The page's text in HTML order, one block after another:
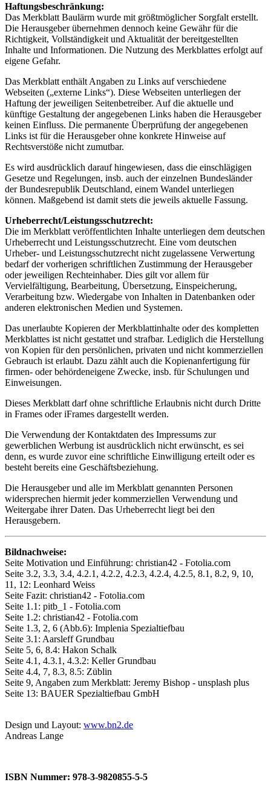
Haftungsbeschränkung:
Das Merkblatt Baulärm wurde mit größtmöglicher Sorgfalt erstellt.
Die Herausgeber übernehmen dennoch keine Gewähr für die
Richtigkeit, Vollständigkeit und Aktualität der bereitgestellten
Inhalte und Informationen. Die Nutzung des Merkblattes erfolgt auf
eigene Gefahr.
Das Merkblatt enthält Angaben zu Links auf verschiedene
Webseiten („externe Links“). Diese Webseiten unterliegen der
Haftung der jeweiligen Seitenbetreiber. Auf die aktuelle und
künftige Gestaltung der angegebenen Links haben die Herausgeber
keinen Einfluss. Die permanente Überprüfung der angegebenen
Links ist für die Herausgeber ohne konkrete Hinweise auf
Rechtsverstöße nicht zumutbar.
Es wird ausdrücklich darauf hingewiesen, dass die einschlägigen
Gesetze und Regelungen, insb. auch der einzelnen Bundesländer
der Bundesrepublik Deutschland, einem Wandel unterliegen
können. Maßgebend ist damit stets die jeweils aktuelle Fassung.
Urheberrecht/Leistungsschutzrecht:
Die im Merkblatt veröffentlichten Inhalte unterliegen dem deutschen
Urheberrecht und Leistungsschutzrecht. Eine vom deutschen
Urheber- und Leistungsschutzrecht nicht zugelassene Verwertung
bedarf der vorherigen schriftlichen Zustimmung der Herausgeber
oder jeweiligen Rechteinhaber. Dies gilt vor allem für
Vervielfältigung, Bearbeitung, Übersetzung, Einspeicherung,
Verarbeitung bzw. Wiedergabe von Inhalten in Datenbanken oder
anderen elektronischen Medien und Systemen.
Das unerlaubte Kopieren der Merkblattinhalte oder des kompletten
Merkblattes ist nicht gestattet und strafbar. Lediglich die Herstellung
von Kopien für den persönlichen, privaten und nicht kommerziellen
Gebrauch ist erlaubt. Dazu zählt auch die Kopienanfertigung für
firmen- oder behördeneigene Zwecke, insb. für Schulungen und
Einweisungen.
Dieses Merkblatt darf ohne schriftliche Erlaubnis nicht durch Dritte
in Frames oder iFrames dargestellt werden.
Die Verwendung der Kontaktdaten des Impressums zur
gewerblichen Werbung ist ausdrücklich nicht erwünscht, es sei
denn, es wurde zuvor eine schriftliche Einwilligung erteilt oder es
besteht bereits eine Geschäftsbeziehung.
Die Herausgeber und alle im Merkblatt genannten Personen
widersprechen hiermit jeder kommerziellen Verwendung und
Weitergabe ihrer Daten. Das Urheberrecht liegt bei den
Herausgebern.
Bildnachweise:
Seite Motivation und Einführung: christian42 - Fotolia.com
Seite 3.2, 3.3, 3.4, 4.2.1, 4.2.2, 4.2.3, 4.2.4, 4.2.5, 8.1, 8.2, 9, 10,
11, 12: Leonhard Weiss
Seite Fazit: christian42 - Fotolia.com
Seite 1.1: pitb_1 - Fotolia.com
Seite 1.2: christian42 - Fotolia.com
Seite 1.3, 2, 6 (Abb.6): Implenia Spezialtiefbau
Seite 3.1: Aarsleff Grundbau
Seite 5, 6, 8.4: Hakon Schalk
Seite 4.1, 4.3.1, 4.3.2: Keller Grundbau
Seite 4.4, 7, 8.3, 8.5: Züblin
Seite 9, Angaben zum Merkblatt: Jeremy Bishop - unsplash plus
Seite 13: BAUER Spezialtiefbau GmbH
Design und Layout: www.bn2.de
Andreas Lange
ISBN Nummer: 978-3-9820855-5-5